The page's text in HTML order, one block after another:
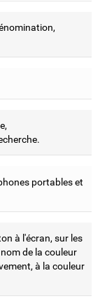
portables et
à l'écran, sur les
de la couleur
à la couleur